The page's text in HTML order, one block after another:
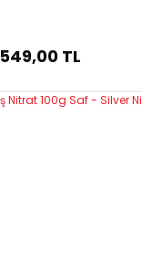
549,00 TL